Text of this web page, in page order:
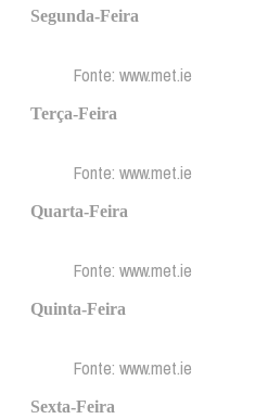
Segunda-Feira
Fonte: www.met.ie
Terça-Feira
Fonte: www.met.ie
Quarta-Feira
Fonte: www.met.ie
Quinta-Feira
Fonte: www.met.ie
Sexta-Feira